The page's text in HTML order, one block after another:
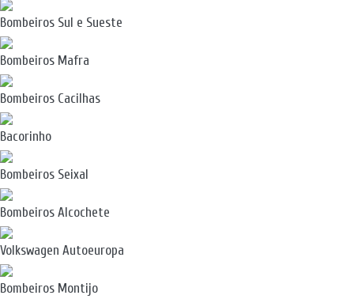
Bombeiros Sul e Sueste
Bombeiros Mafra
Bombeiros Cacilhas
Bacorinho
Bombeiros Seixal
Bombeiros Alcochete
Volkswagen Autoeuropa
Bombeiros Montijo